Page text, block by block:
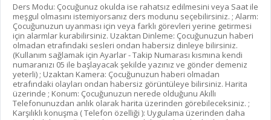
Ders Modu: Çocuğunuz okulda ise rahatsız edilmesini veya Saat ile
meşgul olmasını istemiyorsanız ders modunu seçebilirsiniz. ; Alarm:
Çocuğunuzun uyanması için veya farklı görevleri yerine getirmesi
için alarmlar kurabilirsiniz. Uzaktan Dinleme: Çocuğunuzun haberi
olmadan etrafındaki sesleri ondan habersiz dinleye bilirsiniz.
(Kullanım sağlamak için Ayarlar - Takip Numarası kısmına kendi
numaranızı 05 ile başlayacak şekilde yazınız ve gönder demeniz
yeterli) ; Uzaktan Kamera: Çocuğunuzun haberi olmadan
etrafındaki olayları ondan habersiz görüntüleye bilirsiniz. Harita
üzerinde ; Konum: Çocuğunuzun nerede olduğunu Akıllı
Telefonunuzdan anlık olarak harita üzerinden görebileceksiniz. ;
Karşılıklı konuşma ( Telefon özelliği ): Uygulama üzerinden daha